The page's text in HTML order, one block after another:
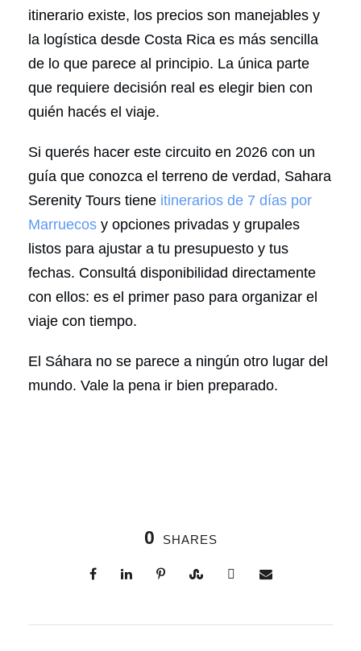
itinerario existe, los precios son manejables y
la logística desde Costa Rica es más sencilla
de lo que parece al principio. La única parte
que requiere decisión real es elegir bien con
quién hacés el viaje.
Si querés hacer este circuito en 2026 con un
guía que conozca el terreno de verdad, Sahara
Serenity Tours tiene itinerarios de 7 días por
Marruecos y opciones privadas y grupales
listos para ajustar a tu presupuesto y tus
fechas. Consultá disponibilidad directamente
con ellos: es el primer paso para organizar el
viaje con tiempo.
El Sáhara no se parece a ningún otro lugar del
mundo. Vale la pena ir bien preparado.
0 SHARES